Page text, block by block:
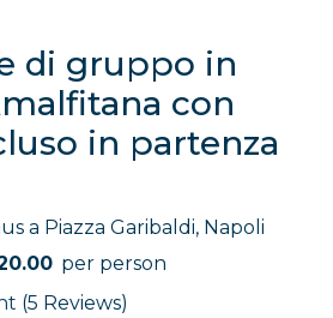
di gruppo in
con
in partenza
a Piazza Garibaldi, Napoli
per person
(5 Reviews)